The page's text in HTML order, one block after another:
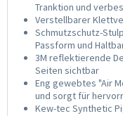
Tranktion und
Verstellbarer
Schmutzschutz-
Passform und
3M reflektierende
Seiten sichtbar
Eng gewebtes "Air
und sorgt für
Kew-tec Synthetic